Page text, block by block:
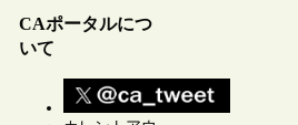
CAポータルにつ
いて